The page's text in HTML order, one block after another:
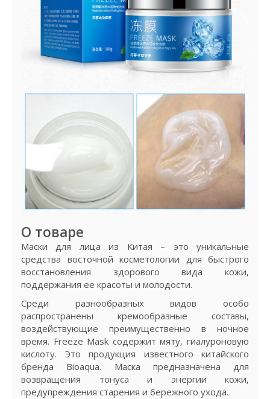
О товаре
Маски для лица из Китая – это уникальные
средства восточной косметологии для быстрого
восстановления здорового вида кожи,
поддержания ее красоты и молодости.
Среди разнообразных видов особо
распространены кремообразные составы,
воздействующие преимущественно в ночное
время. Freeze Mask содержит мяту, гиалуроновую
кислоту. Это продукция известного китайского
бренда Bioaqua. Маска предназначена для
возвращения тонуса и энергии кожи,
предупреждения старения и бережного ухода.